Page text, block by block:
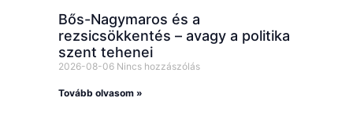
Bős-Nagymaros és a
rezsicsökkentés – avagy a politika
szent tehenei
2026-08-06 Nincs hozzászólás
Tovább olvasom »